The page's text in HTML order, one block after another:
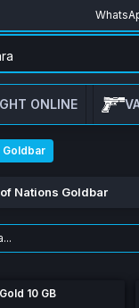
ONLINE
Goldbar
Nations Goldbar
10 GB